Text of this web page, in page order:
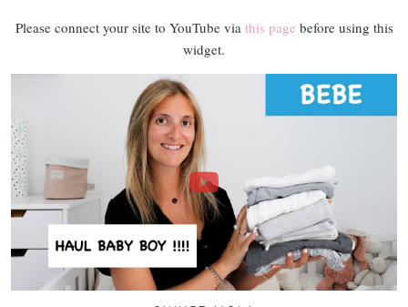
Please connect your site to YouTube via this page before using this
widget.